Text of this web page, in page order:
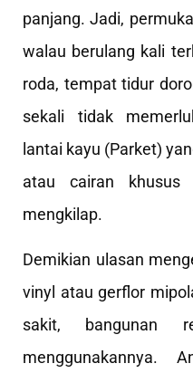
panjang. Jadi,
walau berulang kali
roda, tempat tidur
sekali tidak
lantai kayu (Parket)
atau cairan khusus
mengkilap.
Demikian ulasan
vinyl atau gerflor
sakit, bangunan
menggunakannya.